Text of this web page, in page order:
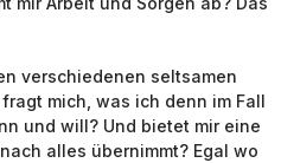
verschiedenen seltsamen
mich, was ich denn im Fall
und will? Und bietet mir eine
alles übernimmt? Egal wo